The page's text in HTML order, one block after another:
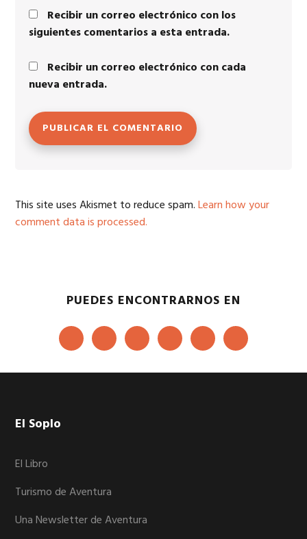
Recibir un correo electrónico con los
siguientes comentarios a esta entrada.
Recibir un correo electrónico con cada
nueva entrada.
This site uses Akismet to reduce spam.Learn how your
comment data is processed.
PUEDES ENCONTRARNOS EN
Footer
El Soplo
El Libro
Turismo de Aventura
Una Newsletter de Aventura